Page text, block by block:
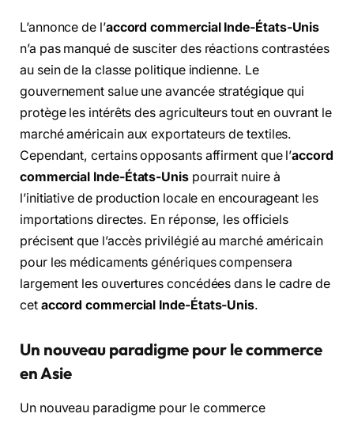
L’annonce de l’accord commercial Inde-États-Unis
n’a pas manqué de susciter des réactions contrastées
au sein de la classe politique indienne. Le
gouvernement salue une avancée stratégique qui
protège les intérêts des agriculteurs tout en ouvrant le
marché américain aux exportateurs de textiles.
Cependant, certains opposants affirment que l’accord
commercial Inde-États-Unispourrait nuire à
l’initiative de production locale en encourageant les
importations directes. En réponse, les officiels
précisent que l’accès privilégié au marché américain
pour les médicaments génériques compensera
largement les ouvertures concédées dans le cadre de
cet accord commercial Inde-États-Unis.
Un nouveau paradigme pour le commerce
en Asie
Un nouveau paradigme pour le commerce